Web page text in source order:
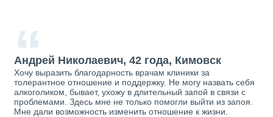
“
Андрей Николаевич, 42 года, Кимовск
Хочу выразить благодарность врачам клиники за
толерантное отношение и поддержку. Не могу назвать себя
алкоголиком, бывает, ухожу в длительный запой в связи с
проблемами. Здесь мне не только помогли выйти из запоя.
Мне дали возможность изменить отношение к жизни.